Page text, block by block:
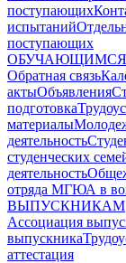
поступающих
испытаний
поступающих
ОБУЧАЮЩИМСЯ
Обратная связь
актыОбъявления
подготовка
материалы
деятельность
студенческих
деятельность
отряда МГЮА в
ВЫПУСКНИКАМ
Ассоциация
выпускника
аттестация